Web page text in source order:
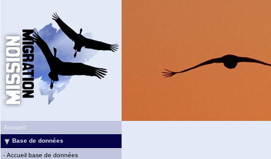
Accueil
Base de données
- Accueil base de données